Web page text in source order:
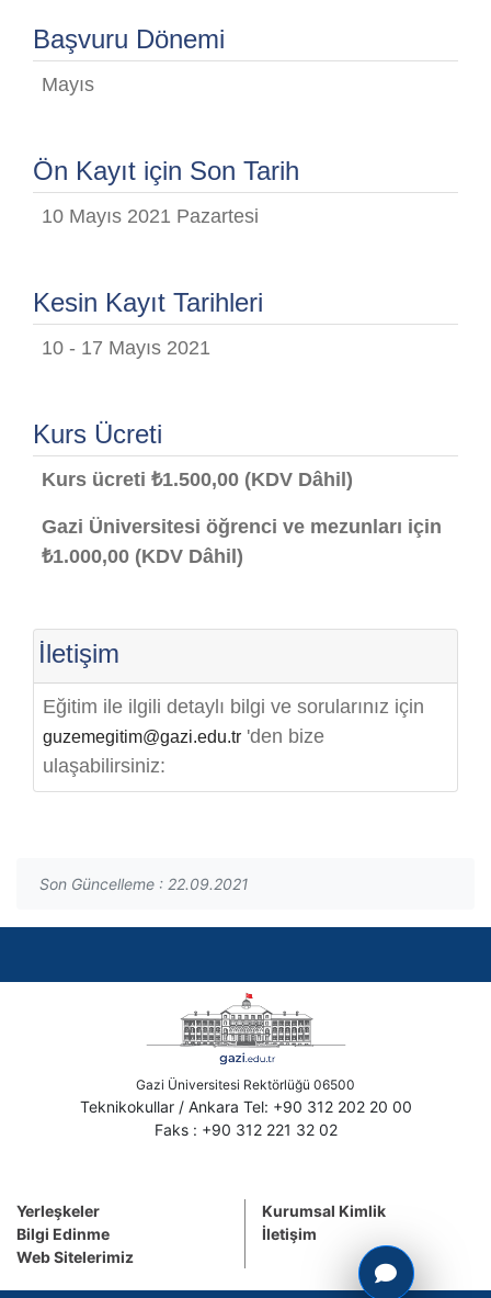
Başvuru Dönemi
Mayıs
Ön Kayıt için Son Tarih
10 Mayıs 2021 Pazartesi
Kesin Kayıt Tarihleri
10 - 17 Mayıs 2021
Kurs Ücreti
Kurs ücreti ₺1.500,00 (KDV Dâhil)
Gazi Üniversitesi öğrenci ve mezunları için
₺1.000,00 (KDV Dâhil)
İletişim
Eğitim ile ilgili detaylı bilgi ve sorularınız için
guzemegitim@gazi.edu.tr 'den bize
ulaşabilirsiniz:
Son Güncelleme : 22.09.2021
Gazi Üniversitesi Rektörlüğü 06500
Teknikokullar / Ankara Tel: +90 312 202 20 00
Faks : +90 312 221 32 02
Yerleşkeler
Bilgi Edinme
Web Sitelerimiz
Kurumsal Kimlik
İletişim